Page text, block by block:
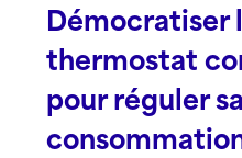
Démocratiser
thermostat
pour réguler sa